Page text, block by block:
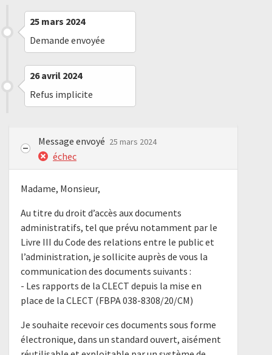
25 mars 2024
Demande envoyée
26 avril 2024
Refus implicite
Message envoyé 25 mars 2024
échec
Madame, Monsieur,
Au titre du droit d’accès aux documents
administratifs, tel que prévu notamment par le
Livre III du Code des relations entre le public et
l’administration, je sollicite auprès de vous la
communication des documents suivants :
- Les rapports de la CLECT depuis la mise en
place de la CLECT (FBPA 038-8308/20/CM)
Je souhaite recevoir ces documents sous forme
électronique, dans un standard ouvert, aisément